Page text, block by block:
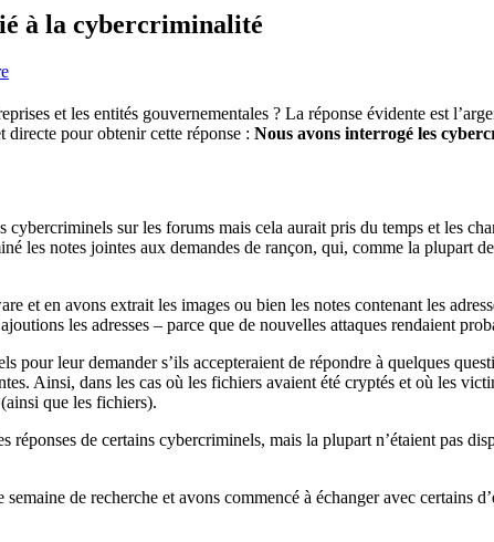
à la cybercriminalité
et les entités gouvernementales ? La réponse évidente est
directe pour obtenir cette réponse : Nous avons interrogé les
sur les forums mais cela aurait pris du temps et les
les notes jointes aux demandes de rançon, qui, comme la plupart
et en avons extrait les images ou bien les notes contenant les
les adresses – parce que de nouvelles attaques rendaient
pour leur demander s’ils accepteraient de répondre à quelques
Ainsi, dans les cas où les fichiers avaient été cryptés et où les
que les fichiers).
de certains cybercriminels, mais la plupart n’étaient pas
de recherche et avons commencé à échanger avec certains